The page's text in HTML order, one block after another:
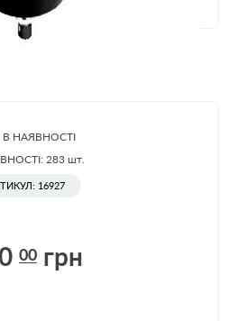
В НАЯВНОСТІ
283 шт.
16927
00 грн